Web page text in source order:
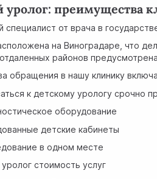
уролог: преимущества
специалист от врача в
на Виноградаре, что
районов
обращения в нашу клинику
к детскому урологу срочно
оборудование
детские кабинеты
в одном месте
стоимость услуг